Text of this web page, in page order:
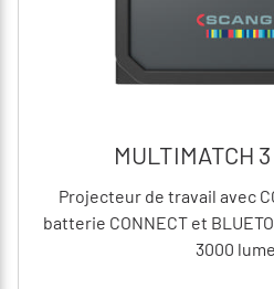
MULTIMATCH
Projecteur de travail avec
batterie CONNECT et
3000